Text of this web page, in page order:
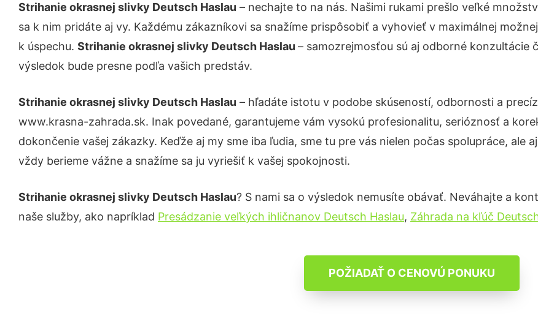
Strihanie okrasnej slivky Deutsch Haslau – nechajte to na nás. Našimi rukami prešlo veľké
sa k nim pridáte aj vy. Každému zákazníkovi sa snažíme prispôsobiť a vyhovieť v maximálnej
k úspechu. Strihanie okrasnej slivky Deutsch Haslau – samozrejmosťou sú aj odborné
výsledok bude presne podľa vašich predstáv.
Strihanie okrasnej slivky Deutsch Haslau – hľadáte istotu v podobe skúseností, odbornosti a
www.krasna-zahrada.sk. Inak povedané, garantujeme vám vysokú profesionalitu, serióznosť a
dokončenie vašej zákazky. Keďže aj my sme iba ľudia, sme tu pre vás nielen počas spolupráce, ale
vždy berieme vážne a snažíme sa ju vyriešiť k vašej spokojnosti.
Strihanie okrasnej slivky Deutsch Haslau? S nami sa o výsledok nemusíte obávať. Neváhajte a
naše služby, ako napríklad Presádzanie veľkých ihličnanov Deutsch Haslau, Záhrada na kľúč
POŽIADAŤ O CENOVÚ PONUKU